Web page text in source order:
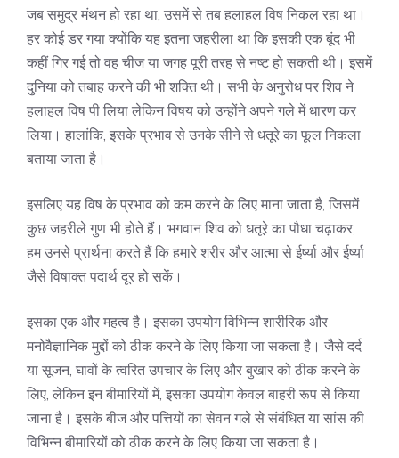
जब समुद्र मंथन हो रहा था, उसमें से तब हलाहल विष निकल रहा था।
हर कोई डर गया क्योंकि यह इतना जहरीला था कि इसकी एक बूंद भी
कहीं गिर गई तो वह चीज या जगह पूरी तरह से नष्ट हो सकती थी। इसमें
दुनिया को तबाह करने की भी शक्ति थी। सभी के अनुरोध पर शिव ने
हलाहल विष पी लिया लेकिन विषय को उन्होंने अपने गले में धारण कर
लिया। हालांकि, इसके प्रभाव से उनके सीने से धतूरे का फूल निकला
बताया जाता है।
इसलिए यह विष के प्रभाव को कम करने के लिए माना जाता है, जिसमें
कुछ जहरीले गुण भी होते हैं। भगवान शिव को धतूरे का पौधा चढ़ाकर,
हम उनसे प्रार्थना करते हैं कि हमारे शरीर और आत्मा से ईर्ष्या और ईर्ष्या
जैसे विषाक्त पदार्थ दूर हो सकें।
इसका एक और महत्व है। इसका उपयोग विभिन्न शारीरिक और
मनोवैज्ञानिक मुद्दों को ठीक करने के लिए किया जा सकता है। जैसे दर्द
या सूजन, घावों के त्वरित उपचार के लिए और बुखार को ठीक करने के
लिए, लेकिन इन बीमारियों में, इसका उपयोग केवल बाहरी रूप से किया
जाना है। इसके बीज और पत्तियों का सेवन गले से संबंधित या सांस की
विभिन्न बीमारियों को ठीक करने के लिए किया जा सकता है।